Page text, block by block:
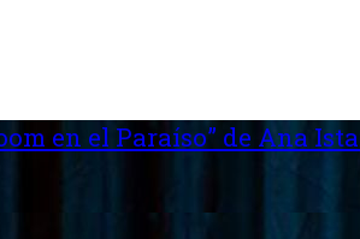
en el Paraíso” de Ana